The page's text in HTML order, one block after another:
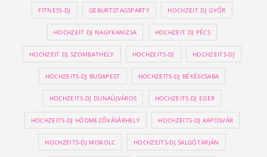
FITNESS-DJ GEBURTSTAGSPARTY HOCHZEIT DJ GYŐR
HOCHZEIT DJ NAGYKANIZSA HOCHZEIT DJ PÉCS
HOCHZEIT DJ SZOMBATHELY HOCHZEITS-DJ HOCHZEITS-DJ
HOCHZEITS-DJ BUDAPEST HOCHZEITS-DJ BÉKÉSCSABA
HOCHZEITS-DJ DUNAÚJVÁROS HOCHZEITS-DJ EGER
HOCHZEITS-DJ HÓDMEZŐVÁSÁRHELY HOCHZEITS-DJ KAPOSVÁR
HOCHZEITS-DJ MISKOLC HOCHZEITS-DJ SALGÓTARJÁN